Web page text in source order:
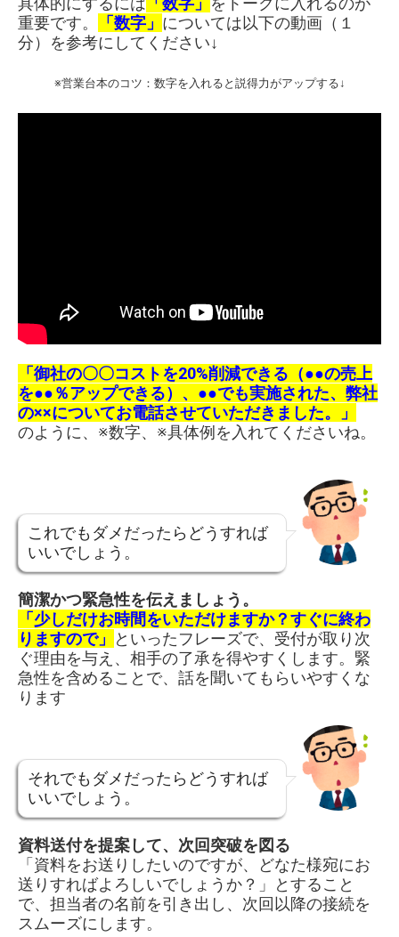
重要です。
「数字」 については以下の動画（１
分）を参考にしてください↓
※営業台本のコツ：数字を入れると説得力がアップする↓
「御社の〇〇コストを20%削減できる（●●の売上
を●●％アップできる）、●●でも実施された、弊社
の××についてお電話させていただきました。」
のように、※数字、※具体例を入れてくださいね。
これでもダメだったらどうすれば
いいでしょう。
簡潔かつ緊急性を伝えましょう。
「少しだけお時間をいただけますか？すぐに終わ
りますので」
といったフレーズで、受付が取り次
ぐ理由を与え、相手の了承を得やすくします。緊
急性を含めることで、話を聞いてもらいやすくな
ります
それでもダメだったらどうすれば
いいでしょう。
資料送付を提案して、次回突破を図る
「資料をお送りしたいのですが、どなた様宛にお
送りすればよろしいでしょうか？」とすること
で、担当者の名前を引き出し、次回以降の接続を
スムーズにします。